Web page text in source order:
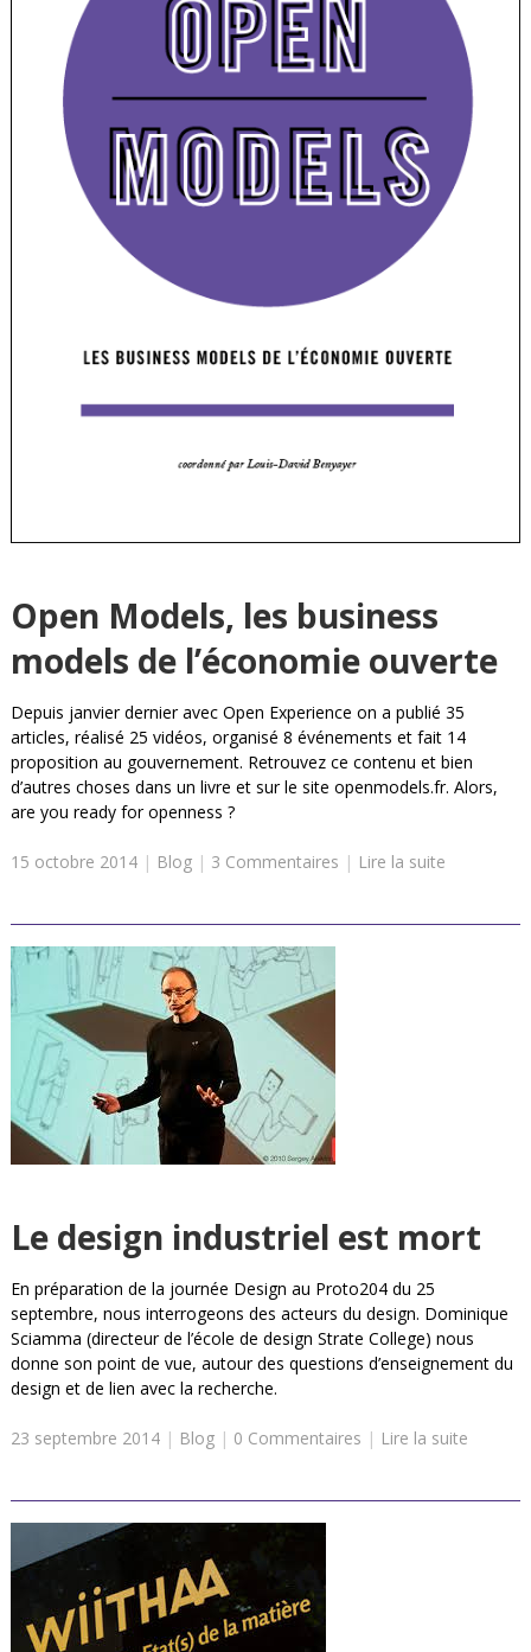
Open Models, les business
models de l’économie ouverte
Depuis janvier dernier avec Open Experience on a publié 35
articles, réalisé 25 vidéos, organisé 8 événements et fait 14
proposition au gouvernement. Retrouvez ce contenu et bien
d’autres choses dans un livre et sur le site openmodels.fr. Alors,
are you ready for openness ?
15 octobre 2014| Blog | 3 Commentaires | Lire la suite
Le design industriel est mort
En préparation de la journée Design au Proto204 du 25
septembre, nous interrogeons des acteurs du design. Dominique
Sciamma (directeur de l’école de design Strate College) nous
donne son point de vue, autour des questions d’enseignement du
design et de lien avec la recherche.
23 septembre 2014| Blog | 0 Commentaires | Lire la suite